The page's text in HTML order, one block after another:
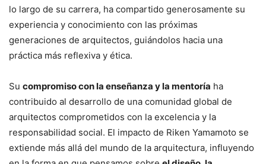
lo largo de su carrera, ha compartido generosamente su
experiencia y conocimiento con las próximas
generaciones de arquitectos, guiándolos hacia una
práctica más reflexiva y ética.
Su compromiso con la enseñanza y la mentoría ha
contribuido al desarrollo de una comunidad global de
arquitectos comprometidos con la excelencia y la
responsabilidad social. El impacto de Riken Yamamoto se
extiende más allá del mundo de la arquitectura, influyendo